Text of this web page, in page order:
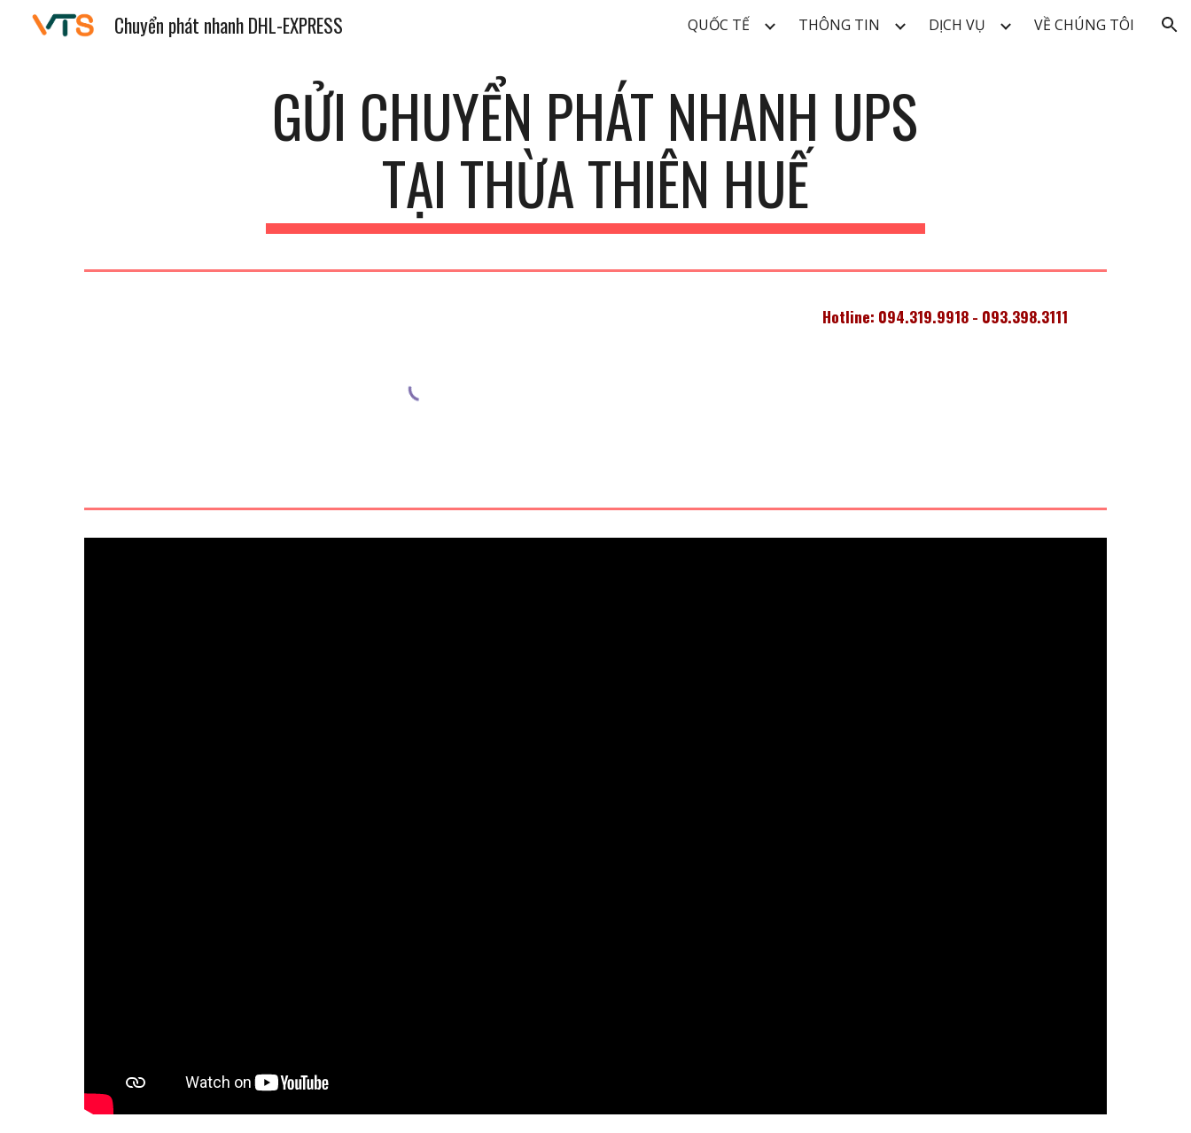
Skip to navigation
Chuyển phát nhanh DHL-EXPRESS QUỐC TẾ THÔNG TIN DỊCH VỤ VỀ CHÚNG TÔI
GỬI CHUYỂN PHÁT NHANH UPS
TẠI THỪA THIÊN HUẾ
Hotline: 094.319.9918 - 093.398.3111